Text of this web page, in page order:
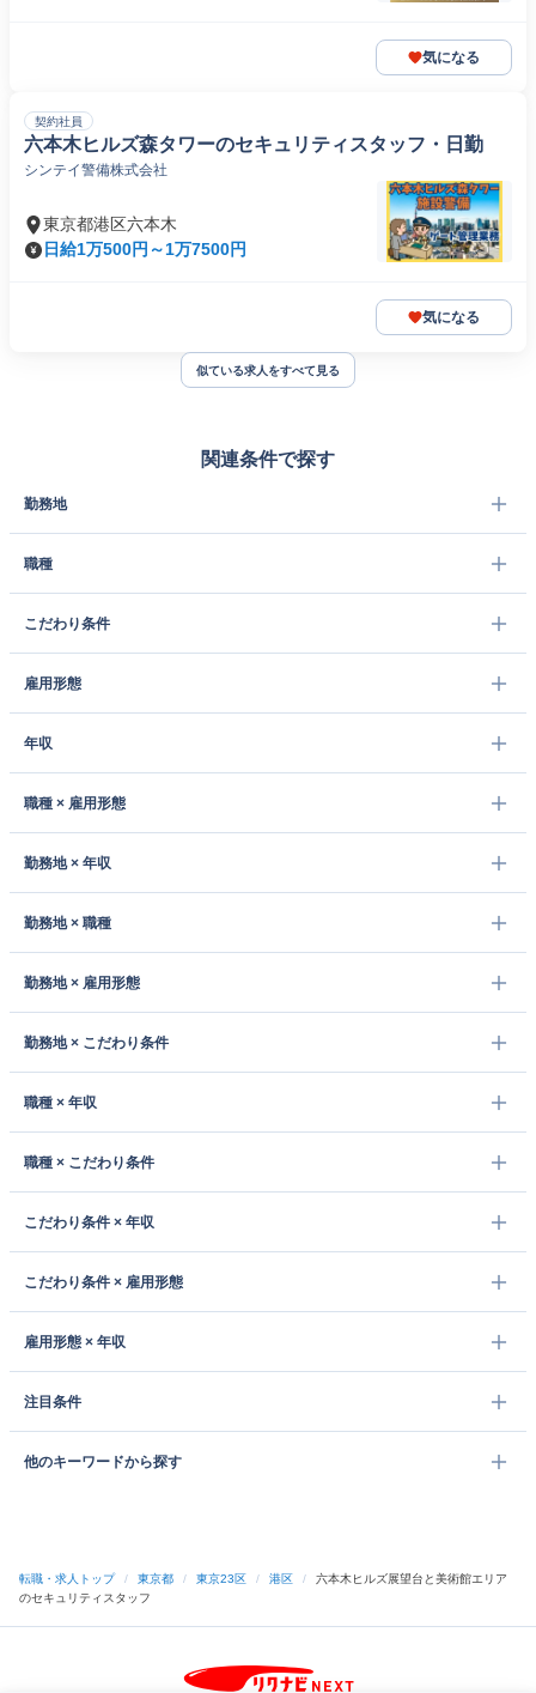
気になる
契約社員
六本木ヒルズ森タワーのセキュリティスタッフ・日勤
シンテイ警備株式会社
東京都港区六本木
日給1万500円～1万7500円
気になる
似ている求人をすべて見る
関連条件で探す
勤務地
職種
こだわり条件
雇用形態
年収
職種 × 雇用形態
勤務地 × 年収
勤務地 × 職種
勤務地 × 雇用形態
勤務地 × こだわり条件
職種 × 年収
職種 × こだわり条件
こだわり条件 × 年収
こだわり条件 × 雇用形態
雇用形態 × 年収
注目条件
他のキーワードから探す
転職・求人トップ / 東京都 / 東京23区 / 港区 /
六本木ヒルズ展望台と美術館エリア
のセキュリティスタッフ